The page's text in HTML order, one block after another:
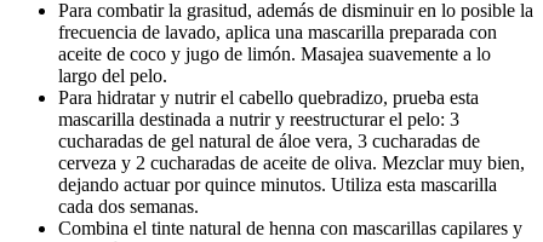
Para combatir la grasitud, además de disminuir en lo posible la
frecuencia de lavado, aplica una mascarilla preparada con
aceite de coco y jugo de limón. Masajea suavemente a lo
largo del pelo.
Para hidratar y nutrir el cabello quebradizo, prueba esta
mascarilla destinada a nutrir y reestructurar el pelo: 3
cucharadas de gel natural de áloe vera, 3 cucharadas de
cerveza y 2 cucharadas de aceite de oliva. Mezclar muy bien,
dejando actuar por quince minutos. Utiliza esta mascarilla
cada dos semanas.
Combina el tinte natural de henna con mascarillas capilares y